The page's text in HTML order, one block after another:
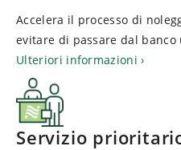
Accelera il processo di
evitare di passare dal
Ulteriori informazioni
Servizio